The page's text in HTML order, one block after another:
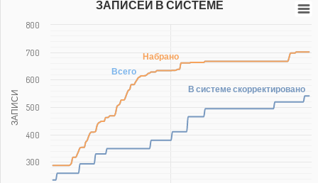
ЗАПИСИ
Всего
Набрано
В системе скорректировано
ЗАПИСЕЙ В СИСТЕМЕ
300
400
500
600
700
800